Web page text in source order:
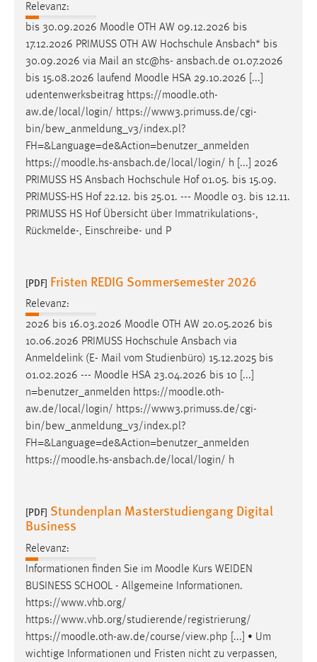
Relevanz:
bis 30.09.2026 Moodle OTH AW 09.12.2026 bis
17.12.2026 PRIMUSS OTH AW Hochschule Ansbach* bis
30.09.2026 via Mail an stc@hs- ansbach.de 01.07.2026
bis 15.08.2026 laufend Moodle HSA 29.10.2026 [...]
udentenwerksbeitrag https://moodle.oth-
aw.de/local/login/ https://www3.primuss.de/cgi-
bin/bew_anmeldung_v3/index.pl?
FH=&Language=de&Action=benutzer_anmelden
https://moodle.hs-ansbach.de/local/login/ h [...] 2026
PRIMUSS HS Ansbach Hochschule Hof 01.05. bis 15.09.
PRIMUSS-HS Hof 22.12. bis 25.01. --- Moodle 03. bis 12.11.
PRIMUSS HS Hof Übersicht über Immatrikulations-,
Rückmelde-, Einschreibe- und P
[PDF] Fristen REDIG Sommersemester 2026
Relevanz:
2026 bis 16.03.2026 Moodle OTH AW 20.05.2026 bis
10.06.2026 PRIMUSS Hochschule Ansbach via
Anmeldelink (E- Mail vom Studienbüro) 15.12.2025 bis
01.02.2026 --- Moodle HSA 23.04.2026 bis 10 [...]
n=benutzer_anmelden https://moodle.oth-
aw.de/local/login/ https://www3.primuss.de/cgi-
bin/bew_anmeldung_v3/index.pl?
FH=&Language=de&Action=benutzer_anmelden
https://moodle.hs-ansbach.de/local/login/ h
[PDF] Stundenplan Masterstudiengang Digital
Business
Relevanz:
Informationen finden Sie im Moodle Kurs WEIDEN
BUSINESS SCHOOL - Allgemeine Informationen.
https://www.vhb.org/
https://www.vhb.org/studierende/registrierung/
https://moodle.oth-aw.de/course/view.php [...] • Um
wichtige Informationen und Fristen nicht zu verpassen,